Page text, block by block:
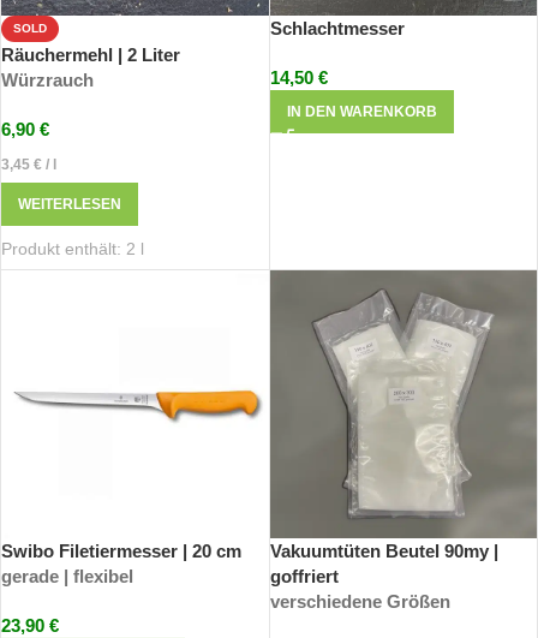
SOLD
Räuchermehl | 2 Liter
Würzrauch
6,90 €
3,45 € / l
WEITERLESEN
Produkt enthält: 2
Schlachtmesser
14,50 €
IN DEN WARENKORB
Swibo Filetiermesser | 20 cm
gerade | flexibel
23,90 €
Vakuumtüten Beutel 90my |
goffriert
verschiedene Größen